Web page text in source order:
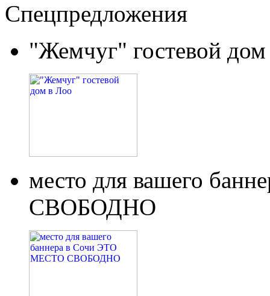
Спецпредложения
"Жемчуг" гостевой
место для вашего
СВОБОДНО